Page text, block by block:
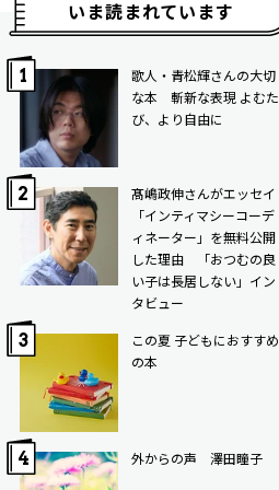
いま読まれています
歌人・青松輝さんの大切
な本 斬新な表現 よむた
び、より自由に
髙嶋政伸さんがエッセイ
「インティマシーコーデ
ィネーター」を無料公開
した理由 「おつむの良
い子は長居しない」イン
タビュー
この夏 子どもにおすすめ
の本
外からの声 澤田瞳子